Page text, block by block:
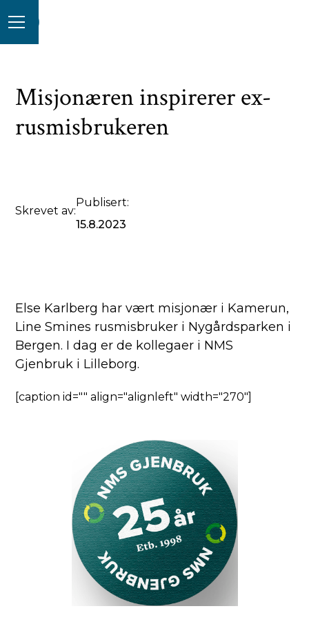
Misjonæren inspirerer ex-
rusmisbrukeren
Skrevet av:
Publisert:
15.8.2023
Else Karlberg har vært misjonær i Kamerun,
Line Smines rusmisbruker i Nygårdsparken i
Bergen. I dag er de kollegaer i NMS
Gjenbruk i Lilleborg.
[caption id="" align="alignleft" width="270"]